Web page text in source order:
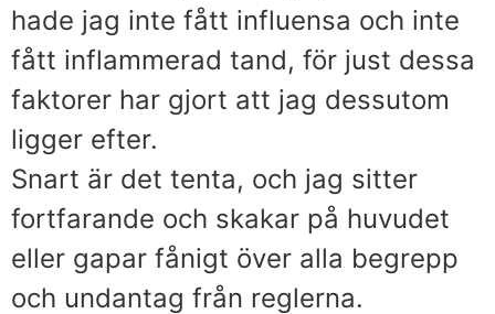
hade jag inte fått influensa och inte
fått inflammerad tand, för just dessa
faktorer har gjort att jag dessutom
ligger efter.
Snart är det tenta, och jag sitter
fortfarande och skakar på huvudet
eller gapar fånigt över alla begrepp
och undantag från reglerna.